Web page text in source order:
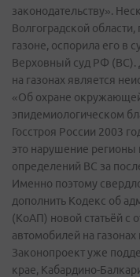
законодательству».
Волгоградской
газоне, оспорила его в
Верховный суд РФ (ВС).
на газонах является
«Об охране
эпидемиологическом
Госстроя России 2003
это нарушение регионы
определений ВС за
Именно поэтому
дополнить Кодекс об
(КоАП) новой статьёй с
автомобилей на
Законопроект уже
крае, Кабардино-